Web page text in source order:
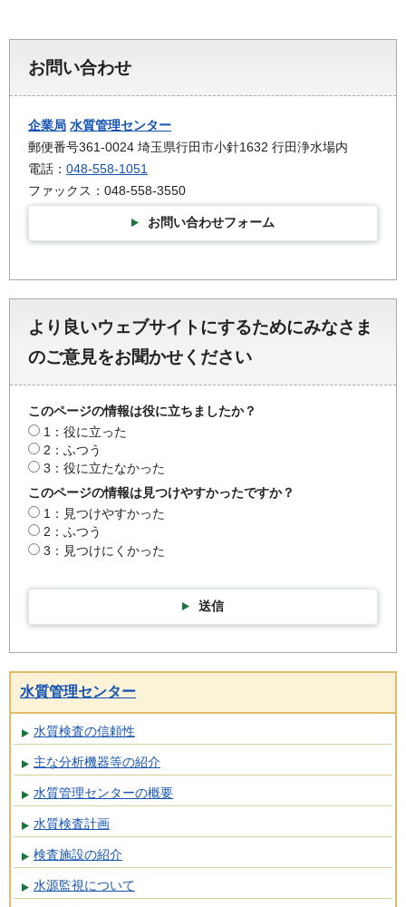
お問い合わせ
企業局 水質管理センター
郵便番号361-0024 埼玉県行田市小針1632 行田浄水場内
電話： 048-558-1051
ファックス：048-558-3550
お問い合わせフォーム
より良いウェブサイトにするためにみなさま
のご意見をお聞かせください
このページの情報は役に立ちましたか？
1：役に立った
2：ふつう
3：役に立たなかった
このページの情報は見つけやすかったですか？
1：見つけやすかった
2：ふつう
3：見つけにくかった
送信
水質管理センター
水質検査の信頼性
主な分析機器等の紹介
水質管理センターの概要
水質検査計画
検査施設の紹介
水源監視について